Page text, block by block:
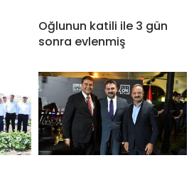
Oğlunun katili ile 3 gün
sonra evlenmiş